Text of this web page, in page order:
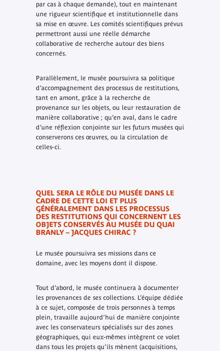
par cas à chaque demande), tout en maintenant
une rigueur scientifique et institutionnelle dans
sa mise en œuvre. Les comités scientifiques prévus
permettront aussi une réelle démarche
collaborative de recherche autour des biens
concernés.
Parallèlement, le musée poursuivra sa politique
d’accompagnement des processus de restitutions,
tant en amont, grâce à la recherche de
provenance sur les objets, ou leur restauration de
manière collaborative ; qu’en aval, dans le cadre
d’une réflexion conjointe sur les futurs musées qui
conserverons ces œuvres, ou la circulation de
celles-ci.
QUEL SERA LE RÔLE DU MUSÉE DANS LE
CADRE DE CETTE LOI ET PLUS
GÉNÉRALEMENT DANS LES PROCESSUS
DES RESTITUTIONS QUI CONCERNENT LES
OBJETS CONSERVÉS AU MUSÉE DU QUAI
BRANLY – JACQUES CHIRAC ?
Le musée poursuivra ses missions dans ce
domaine, avec les moyens dont il dispose.
Tout d’abord, le musée continuera à documenter
les provenances de ses collections. L’équipe dédiée
à ce sujet, composée de trois personnes à temps
plein, travaille aujourd’hui de manière conjointe
avec les conservateurs spécialisés sur des zones
géographiques, qui eux-mêmes intègrent ce volet
dans tous les projets qu’ils mènent (acquisitions,